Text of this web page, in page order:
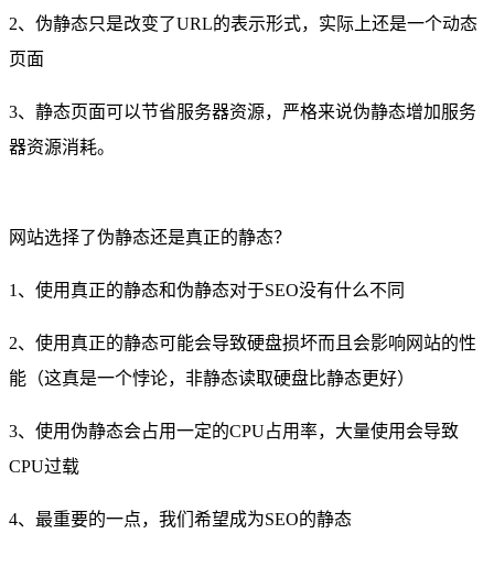
2、伪静态只是改变了URL的表示形式，实际上还是一个动态
页面
3、静态页面可以节省服务器资源，严格来说伪静态增加服务
器资源消耗。
网站选择了伪静态还是真正的静态？
1、使用真正的静态和伪静态对于SEO没有什么不同
2、使用真正的静态可能会导致硬盘损坏而且会影响网站的性
能（这真是一个悖论，非静态读取硬盘比静态更好）
3、使用伪静态会占用一定的CPU占用率，大量使用会导致
CPU过载
4、最重要的一点，我们希望成为SEO的静态